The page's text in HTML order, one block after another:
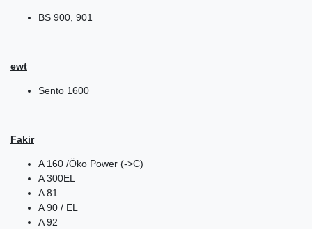
BS 900, 901
ewt
Sento 1600
Fakir
A 160 /Öko Power (->C)
A 300EL
A 81
A 90 / EL
A 92